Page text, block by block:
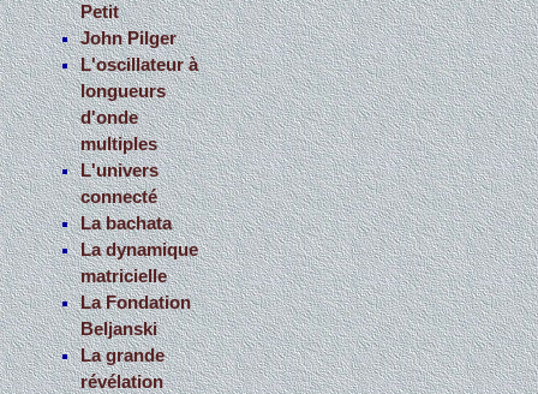
Petit
John Pilger
L'oscillateur à
longueurs
d'onde
multiples
L'univers
connecté
La bachata
La dynamique
matricielle
La Fondation
Beljanski
La grande
révélation